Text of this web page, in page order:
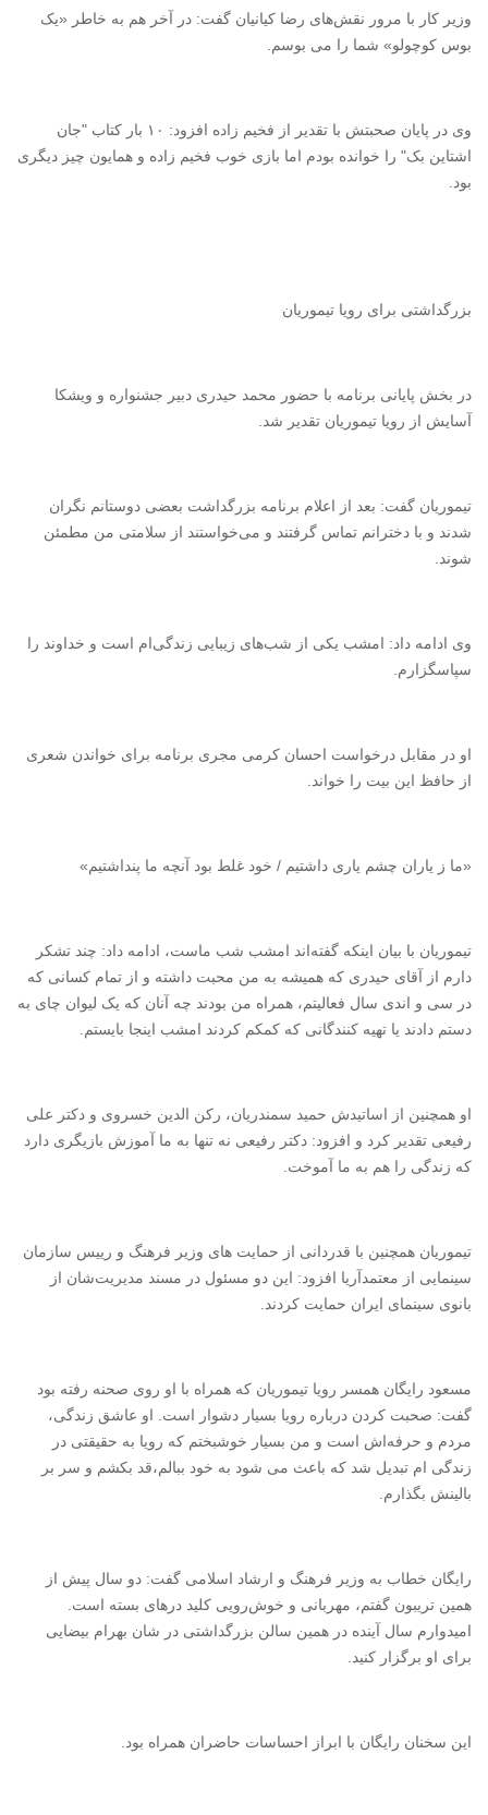
وزیر کار با مرور نقش‌های رضا کیانیان گفت: در آخر هم به خاطر «یک
بوس کوچولو» شما را می بوسم.
وی در پایان صحبتش با تقدیر از فخیم زاده افزود: ۱۰ بار کتاب "جان
اشتاین بک" را خوانده بودم اما بازی خوب فخیم زاده و همایون چیز دیگری
بود.
بزرگداشتی برای رویا تیموریان
در بخش پایانی برنامه با حضور محمد حیدری دبیر جشنواره و ویشکا
آسایش از رویا تیموریان تقدیر شد.
تیموریان گفت: بعد از اعلام برنامه بزرگداشت بعضی دوستانم نگران
شدند و با دخترانم تماس گرفتند و می‌خواستند از سلامتی من مطمئن
شوند.
وی ادامه داد:‌ امشب یکی از شب‌های زیبایی زندگی‌ام است و خداوند را
سپاسگزارم.
او در مقابل درخواست احسان کرمی مجری برنامه برای خواندن شعری
از حافظ این بیت را خواند.
«ما ز یاران چشم یاری داشتیم / خود غلط بود آنچه ما پنداشتیم»
تیموریان با بیان اینکه گفته‌اند امشب شب ماست، ادامه داد: چند تشکر
دارم از آقای حیدری که همیشه به من محبت داشته و از تمام کسانی که
در سی و اندی سال فعالیتم، همراه من بودند چه آنان که یک لیوان چای به
دستم دادند یا تهیه کنندگانی که کمکم کردند امشب اینجا بایستم.
او همچنین از اساتیدش حمید سمندریان، رکن الدین خسروی و دکتر علی
رفیعی تقدیر کرد و افزود: دکتر رفیعی نه تنها به ما آموزش بازیگری دارد
که زندگی را هم به ما آموخت.
تیموریان همچنین با قدردانی از حمایت های وزیر فرهنگ و رییس سازمان
سینمایی از معتمدآریا افزود: این دو مسئول در مسند مدیریت‌شان از
بانوی سینمای ایران حمایت کردند.
مسعود رایگان همسر رویا تیموریان که همراه با او روی صحنه رفته بود
گفت: صحبت کردن درباره رویا بسیار دشوار است. او عاشق زندگی،
مردم و حرفه‌اش است و من بسیار خوشبختم که رویا به حقیقتی در
زندگی ام تبدیل شد که باعث می شود به خود ببالم،‌قد بکشم و سر بر
بالینش بگذارم.
رایگان خطاب به وزیر فرهنگ و ارشاد اسلامی گفت: دو سال پیش از
همین تریبون گفتم، مهربانی و خوش‌رویی کلید درهای بسته است.
امیدوارم سال آینده در همین سالن بزرگداشتی در شان بهرام بیضایی
برای او برگزار کنید.
این سخنان رایگان با ابراز احساسات حاضران همراه بود.